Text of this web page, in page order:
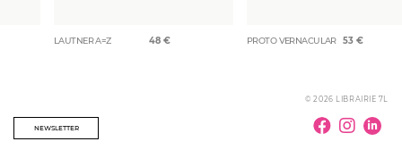
NEWSLETTER
LAUTNER A=Z 48 € PROTO VERNACULAR 53 €
© 2026 LIBRAIRIE 7L